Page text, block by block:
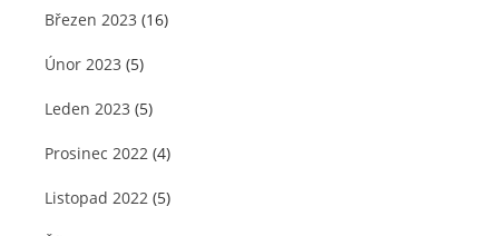
Březen 2023 (16)
Únor 2023 (5)
Leden 2023 (5)
Prosinec 2022 (4)
Listopad 2022 (5)